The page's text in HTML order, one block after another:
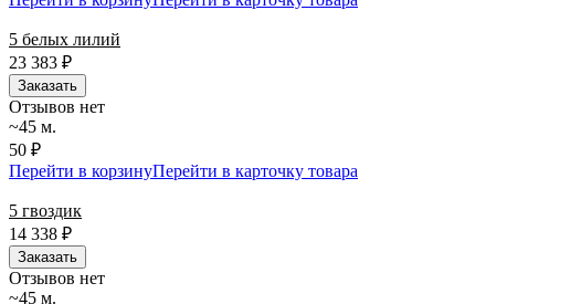
5 белых лилий
23 383 ₽
Заказать
Отзывов нет
~45 м.
50 ₽
Перейти в корзинуПерейти в карточку товара
5 гвоздик
14 338 ₽
Заказать
Отзывов нет
~45 м.